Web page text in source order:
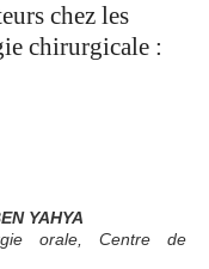
chez les
chirurgicale :
YAHYA
orale, Centre de